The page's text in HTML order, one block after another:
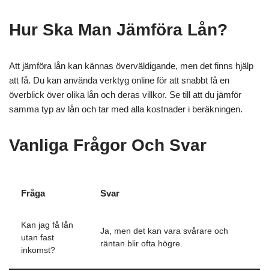
Hur Ska Man Jämföra Lån?
Att jämföra lån kan kännas överväldigande, men det finns hjälp
att få. Du kan använda verktyg online för att snabbt få en
överblick över olika lån och deras villkor. Se till att du jämför
samma typ av lån och tar med alla kostnader i beräkningen.
Vanliga Frågor Och Svar
Fråga Svar
Kan jag få lån
utan fast
inkomst?
Ja, men det kan vara svårare och
räntan blir ofta högre.